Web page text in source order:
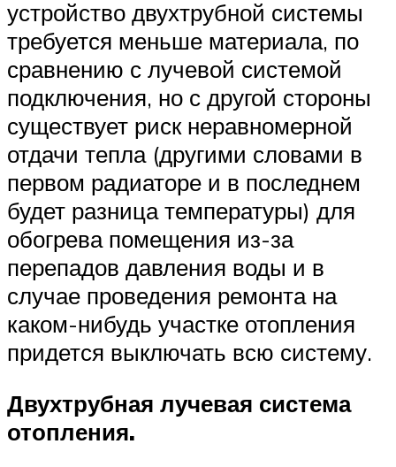
устройство двухтрубной системы
требуется меньше материала, по
сравнению с лучевой системой
подключения, но с другой стороны
существует риск неравномерной
отдачи тепла (другими словами в
первом радиаторе и в последнем
будет разница температуры) для
обогрева помещения из-за
перепадов давления воды и в
случае проведения ремонта на
каком-нибудь участке отопления
придется выключать всю систему.
Двухтрубная лучевая система
отопления.